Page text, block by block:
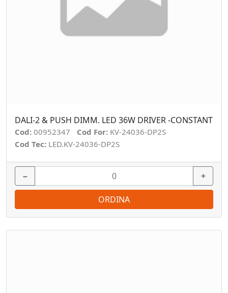
DALI-2 & PUSH DIMM. LED 36W DRIVER -CONSTANT
Cod: 00952347 Cod For: KV-24036-DP2S
Cod Tec: LED.KV-24036-DP2S
− +
ORDINA